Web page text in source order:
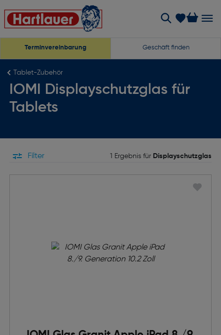
Terminvereinbarung Geschäft finden
Tablet-Zubehör
IOMI Displayschutzglas für
Tablets
Filter 1 Ergebnis für Displayschutzglas